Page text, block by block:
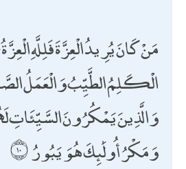
مَنْ كَانَ يُرِيدُ الْعِزَّةَ فَلِلَّهِ
الْكَلِمُ الطَّيِّبُ وَالْعَمَلُ
وَالَّذِينَ يَمْكُرُونَ السَّيِّئَاتِ
وَمَكْرُ أُولَٰئِكَ هُوَ يَبُورُ